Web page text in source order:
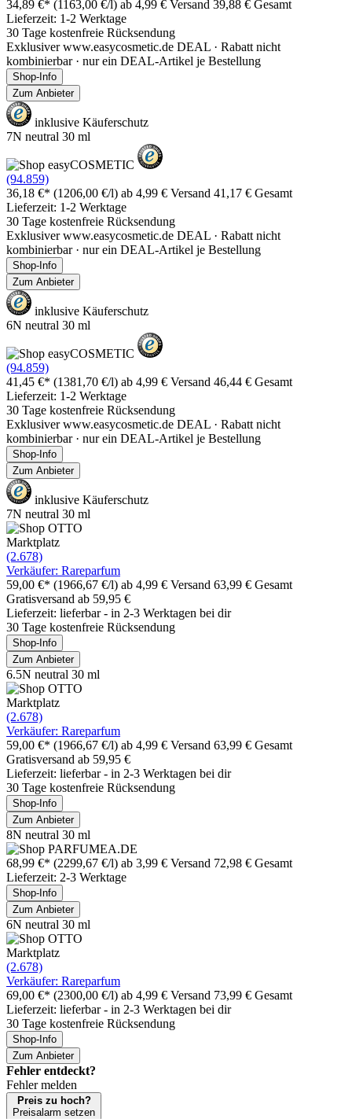
34,89 €* (1163,00 €/l) ab 4,99 € Versand 39,88 € Gesamt
Lieferzeit: 1-2 Werktage
30 Tage kostenfreie Rücksendung
Exklusiver www.easycosmetic.de DEAL · Rabatt nicht
kombinierbar · nur ein DEAL-Artikel je Bestellung
Shop-Info
Zum Anbieter
inklusive Käuferschutz
7N neutral 30 ml
(94.859)
36,18 €* (1206,00 €/l) ab 4,99 € Versand 41,17 € Gesamt
Lieferzeit: 1-2 Werktage
30 Tage kostenfreie Rücksendung
Exklusiver www.easycosmetic.de DEAL · Rabatt nicht
kombinierbar · nur ein DEAL-Artikel je Bestellung
Shop-Info
Zum Anbieter
inklusive Käuferschutz
6N neutral 30 ml
(94.859)
41,45 €* (1381,70 €/l) ab 4,99 € Versand 46,44 € Gesamt
Lieferzeit: 1-2 Werktage
30 Tage kostenfreie Rücksendung
Exklusiver www.easycosmetic.de DEAL · Rabatt nicht
kombinierbar · nur ein DEAL-Artikel je Bestellung
Shop-Info
Zum Anbieter
inklusive Käuferschutz
7N neutral 30 ml
Marktplatz
(2.678)
Verkäufer: Rareparfum
59,00 €* (1966,67 €/l) ab 4,99 € Versand 63,99 € Gesamt
Gratisversand ab 59,95 €
Lieferzeit: lieferbar - in 2-3 Werktagen bei dir
30 Tage kostenfreie Rücksendung
Shop-Info
Zum Anbieter
6.5N neutral 30 ml
Marktplatz
(2.678)
Verkäufer: Rareparfum
59,00 €* (1966,67 €/l) ab 4,99 € Versand 63,99 € Gesamt
Gratisversand ab 59,95 €
Lieferzeit: lieferbar - in 2-3 Werktagen bei dir
30 Tage kostenfreie Rücksendung
Shop-Info
Zum Anbieter
8N neutral 30 ml
68,99 €* (2299,67 €/l) ab 3,99 € Versand 72,98 € Gesamt
Lieferzeit: 2-3 Werktage
Shop-Info
Zum Anbieter
6N neutral 30 ml
Marktplatz
(2.678)
Verkäufer: Rareparfum
69,00 €* (2300,00 €/l) ab 4,99 € Versand 73,99 € Gesamt
Lieferzeit: lieferbar - in 2-3 Werktagen bei dir
30 Tage kostenfreie Rücksendung
Shop-Info
Zum Anbieter
Fehler entdeckt?
Fehler melden
Preis zu hoch?
Preisalarm setzen